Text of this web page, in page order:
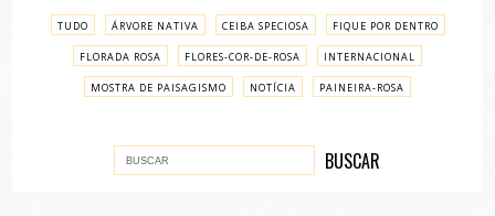
TUDO ÁRVORE NATIVA CEIBA SPECIOSA FIQUE POR DENTRO
FLORADA ROSA FLORES-COR-DE-ROSA INTERNACIONAL
MOSTRA DE PAISAGISMO NOTÍCIA PAINEIRA-ROSA